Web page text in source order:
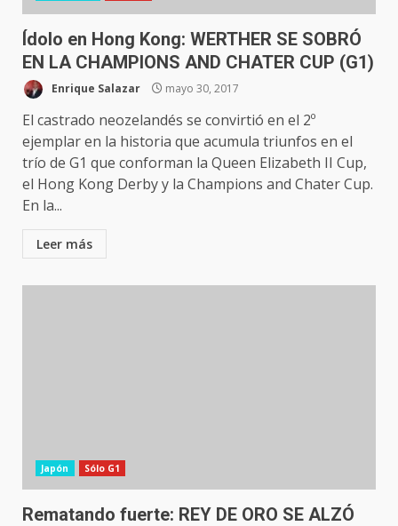
Ídolo en Hong Kong: WERTHER SE SOBRÓ
EN LA CHAMPIONS AND CHATER CUP (G1)
Enrique Salazar mayo 30, 2017
El castrado neozelandés se convirtió en el 2º
ejemplar en la historia que acumula triunfos en el
trío de G1 que conforman la Queen Elizabeth II Cup,
el Hong Kong Derby y la Champions and Chater Cup.
En la...
Leer más
Japón Sólo G1
Rematando fuerte: REY DE ORO SE ALZÓ